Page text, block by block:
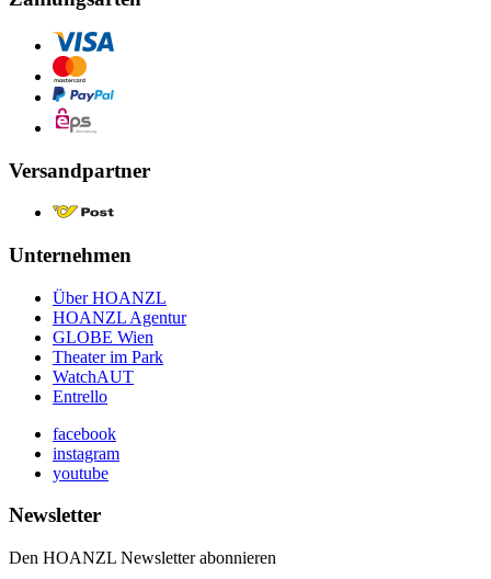
Versandpartner
Unternehmen
Über HOANZL
HOANZL Agentur
GLOBE Wien
Theater im Park
WatchAUT
Entrello
facebook
instagram
youtube
Newsletter
Den HOANZL Newsletter abonnieren